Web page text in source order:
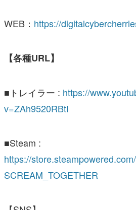
WEB： https://
【各種URL】
■トレイラー : https://
v=ZAh9520RBtI
■Steam :
https://
SCREAM_TOGETHER